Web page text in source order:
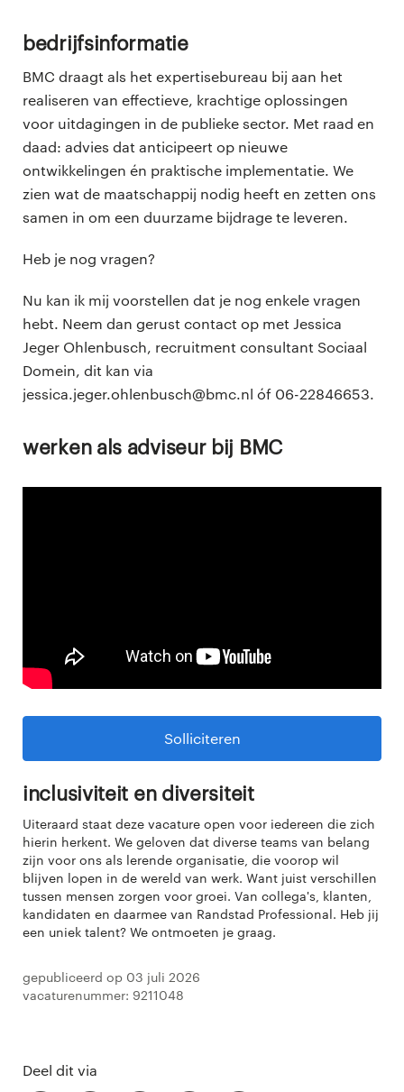
Bedrijfsinformatie
BMC draagt als het expertisebureau bij aan het
realiseren van effectieve, krachtige oplossingen
voor uitdagingen in de publieke sector. Met raad en
daad: advies dat anticipeert op nieuwe
ontwikkelingen én praktische implementatie. We
zien wat de maatschappij nodig heeft en zetten ons
samen in om een duurzame bijdrage te leveren.
Heb je nog vragen?
Nu kan ik mij voorstellen dat je nog enkele vragen
hebt. Neem dan gerust contact op met Jessica
Jeger Ohlenbusch, recruitment consultant Sociaal
Domein, dit kan via
jessica.jeger.ohlenbusch@bmc.nl óf 06-22846653.
Werken als adviseur bij BMC
Solliciteren
Inclusiviteit en diversiteit
Uiteraard staat deze vacature open voor iedereen die zich
hierin herkent. We geloven dat diverse teams van belang
zijn voor ons als lerende organisatie, die voorop wil
blijven lopen in de wereld van werk. Want juist verschillen
tussen mensen zorgen voor groei. Van collega's, klanten,
kandidaten en daarmee van Randstad Professional. Heb jij
een uniek talent? We ontmoeten je graag.
Gepubliceerd op 03 juli 2026
Vacaturenummer: 9211048
Deel dit via